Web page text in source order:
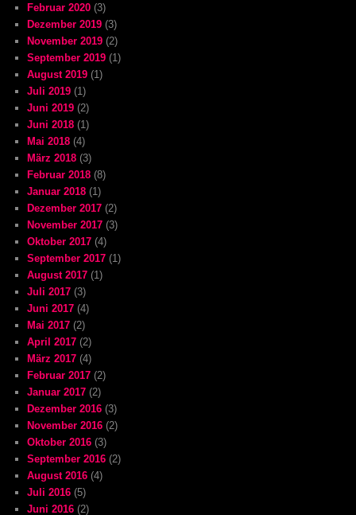
Februar 2020 (3)
Dezember 2019 (3)
November 2019 (2)
September 2019 (1)
August 2019 (1)
Juli 2019 (1)
Juni 2019 (2)
Juni 2018 (1)
Mai 2018 (4)
März 2018 (3)
Februar 2018 (8)
Januar 2018 (1)
Dezember 2017 (2)
November 2017 (3)
Oktober 2017 (4)
September 2017 (1)
August 2017 (1)
Juli 2017 (3)
Juni 2017 (4)
Mai 2017 (2)
April 2017 (2)
März 2017 (4)
Februar 2017 (2)
Januar 2017 (2)
Dezember 2016 (3)
November 2016 (2)
Oktober 2016 (3)
September 2016 (2)
August 2016 (4)
Juli 2016 (5)
Juni 2016 (2)